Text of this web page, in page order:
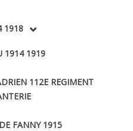
1918
1914 1919
112E REGIMENT
FANNY 1915